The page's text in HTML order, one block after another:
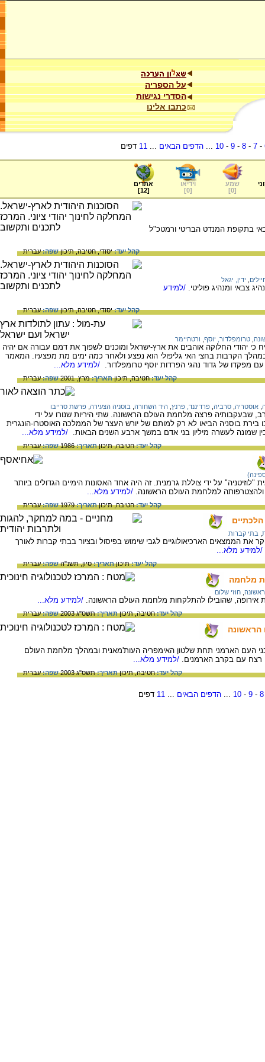
על הספריה
הסדרי נגישות
כתבו אלינו
-
7
-
8
-
9
-
10
...הדפים הבאים ...
11 דפים
שמע
[
0
]
וידיאו
[
0
]
אתרים
[
12
]
שהיה מנהיג צבאי בתקופת המנדט הבריטי ורמטכ"ל
קהל יעד:יסודי,חטיבה,תיכוןשפה:עברית
ידין, יגאל
/למידע
קהל יעד:יסודי,חטיבה,תיכוןשפה:עברית
טרומפלדור, יוסף ורטהיימר
כי יהודי החלוקה אוהבים את ארץ-ישראל ומוכנים לשפוך את דמם עבורה אם יהיה
הקרבות בחצי האי גליפולי הוא נפצע ולאחר כמה ימים מת מפצעיו. המאמר
מפקדו של גדוד נהגי הפרדות יוסף טרומפלדור.
/למידע מלא...
קהל יעד:חטיבה,תיכוןתאריך:מרץ, 2001 שפה:עברית
אוסטריה סרביה פרדיננד, פרנץ היד השחורה בוסניה הצעירה פרשת סרייבו
שבעקבותיה פרצה מלחמת העולם הראשונה. שתי היריות שנורו על ידי
סרבי ב 28 ביוני 1914 בסרייבו בירת בוסניה הביאו לא רק למותם של יורש העצר של הממלכה האוסטרו-הונגרית
שמונה לעשרה מיליון בני אדם במשך ארבע השנים הבאות. /למידע מלא...
קהל יעד:חטיבה,תיכוןתאריך:1986 שפה:עברית
"לוזיטניה" על ידי צוללת גרמנית. זה היה אחד האסונות הימיים הגדולים ביותר
ולהצטרפותה למלחמת העולם הראשונה. /למידע מלא...
קהל יעד:חטיבה,תיכוןתאריך:1979 שפה:עברית
בתי קברות
הממצאים הארכיאולוגיים לגבי שימוש בפיסול ובציור בבתי קברות לאורך
/למידע מלא...
קהל יעד:תיכוןתאריך:סיון, תשנ"השפה:עברית
חוזי שלום
אירופה, שהובילו להתלקחות מלחמת העולם הראשונה. /למידע מלא...
קהל יעד:חטיבה,תיכוןתאריך:תשס"ג 2003 שפה:עברית
הראשונה
במאה ה-19 חיו רוב בני העם הארמני תחת שלטון האימפריה העות'מאנית ובמהלך מלחמת העולם
/למידע מלא...
קהל יעד:חטיבה,תיכוןתאריך:תשס"ג 2003 שפה:עברית
8
-
9
-
10
...הדפים הבאים ...
11 דפים